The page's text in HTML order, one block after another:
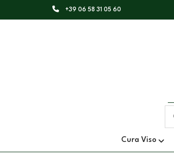
+39 06 58 31 05 60
Cura Viso